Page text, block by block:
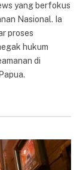
yang berfokus
Nasional. Ia
proses
hukum
di